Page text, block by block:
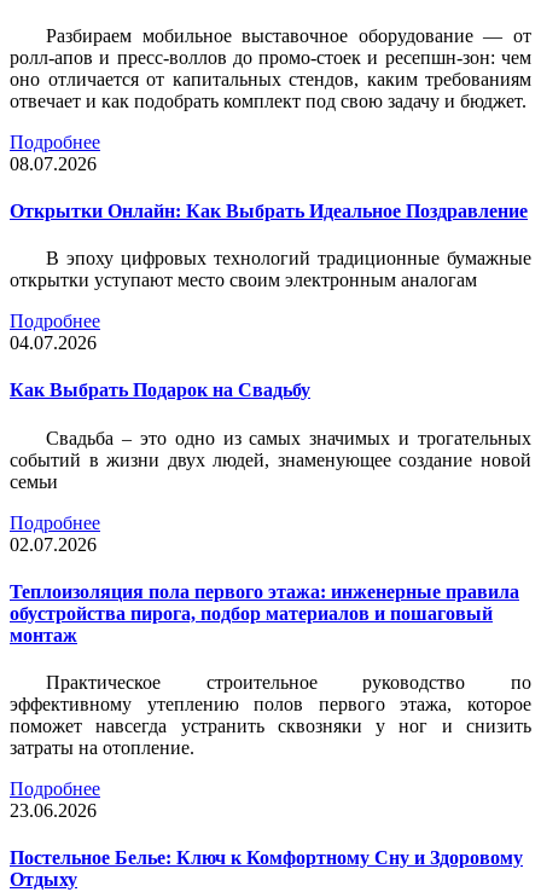
Разбираем мобильное выставочное оборудование — от
ролл-апов и пресс-воллов до промо-стоек и ресепшн-зон: чем
оно отличается от капитальных стендов, каким требованиям
отвечает и как подобрать комплект под свою задачу и бюджет.
Подробнее
08.07.2026
Открытки Онлайн: Как Выбрать Идеальное Поздравление
В эпоху цифровых технологий традиционные бумажные
открытки уступают место своим электронным аналогам
Подробнее
04.07.2026
Как Выбрать Подарок на Свадьбу
Свадьба – это одно из самых значимых и трогательных
событий в жизни двух людей, знаменующее создание новой
семьи
Подробнее
02.07.2026
Теплоизоляция пола первого этажа: инженерные правила
обустройства пирога, подбор материалов и пошаговый
монтаж
Практическое строительное руководство по
эффективному утеплению полов первого этажа, которое
поможет навсегда устранить сквозняки у ног и снизить
затраты на отопление.
Подробнее
23.06.2026
Постельное Белье: Ключ к Комфортному Сну и Здоровому
Отдыху